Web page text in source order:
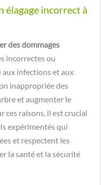
élagage incorrect à
des dommages
incorrectes ou
aux infections et aux
inappropriée des
et augmenter le
ces raisons, il est crucial
expérimentés qui
et respectent les
la santé et la sécurité